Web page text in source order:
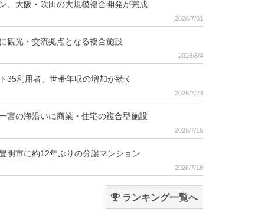
、大阪・吹田の大規模複合開発が完成
2026/7/31
観光・交流拠点となる複合施設
2026/8/4
35利用者、世帯年収の増加が続く
2026/7/24
宮の海沿いに商業・住宅の複合型施設
2026/7/16
明市に約12年ぶりの分譲マンション
2026/7/16
ランキング一覧へ